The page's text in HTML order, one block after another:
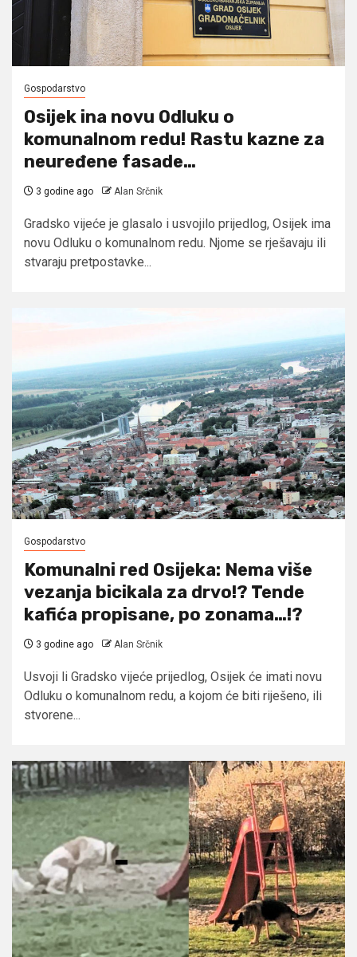
Gospodarstvo
Osijek ina novu Odluku o
komunalnom redu! Rastu kazne za
neuređene fasade…
3 godine ago Alan Srčnik
Gradsko vijeće je glasalo i usvojilo prijedlog, Osijek ima
novu Odluku o komunalnom redu. Njome se rješavaju ili
stvaraju pretpostavke...
Gospodarstvo
Komunalni red Osijeka: Nema više
vezanja bicikala za drvo!? Tende
kafića propisane, po zonama…!?
3 godine ago Alan Srčnik
Usvoji li Gradsko vijeće prijedlog, Osijek će imati novu
Odluku o komunalnom redu, a kojom će biti riješeno, ili
stvorene...